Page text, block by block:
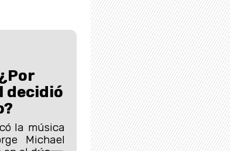
decidió
la música
Michael